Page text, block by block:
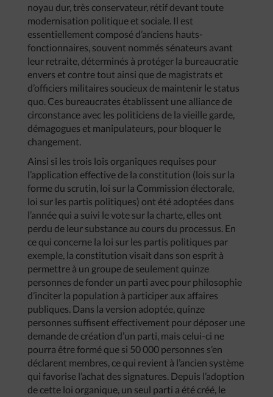
noyau dur, très conservateur, rétif devant toute
modernisation politique et sociale. Il est
essentiellement composé d’anciens hauts-
fonctionnaires, souvent nommés sénateurs avant
leur retraite, déterminés à protéger la bureaucratie
envers et contre tout ainsi que de magistrats et
d’officiers militaires soucieux de maintenir le status
quo. Ces bureaucrates établissent une alliance de
circonstance avec les politiciens de la vieille garde,
démagogues et manipulateurs, pour bloquer le
changement.
Ainsi si les trois lois organiques requises pour
l’application effective de la constitution (lois sur la
forme du scrutin, loi sur la Commission électorale,
loi sur les partis politiques) ont été adoptées dans
l’année qui a suivi le vote sur la charte, elles ont
perdu de leur substance au cours du processus. En
ce qui concerne la loi sur les partis politiques par
exemple, la constitution visait dans son esprit à
permettre à un groupe de seulement quinze
personnes de fonder un parti avec pour philosophie
d’inciter la population à participer aux affaires
publiques. Dans la version adoptée, quinze
personnes suffisent effectivement pour déposer une
demande de création d’un parti, mais celui-ci ne
pourra être formé que si 50 000 personnes s’en
déclarent membres, ce qui revient à l’ancien système
qui favorise l’achat des signatures. Depuis l’adoption
de cette loi organique, un seul parti a été créé, le